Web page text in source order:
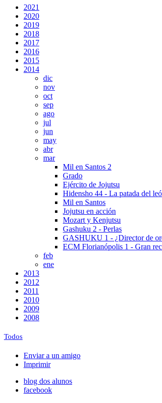
2021
2020
2019
2018
2017
2016
2015
2014
dic
nov
oct
sep
ago
jul
jun
may
abr
mar
Mil en Santos 2
Grado
Ejército de Jojutsu
Hidensho 44 - La patada del
Mil en Santos
Jojutsu en acción
Mozart y Kenjutsu
Gashuku 2 - Perlas
GASHUKU 1 - ¿Director de
ECM Florianópolis 1 - Gran
feb
ene
2013
2012
2011
2010
2009
2008
Todos
Enviar a un amigo
Imprimir
blog dos alunos
facebook